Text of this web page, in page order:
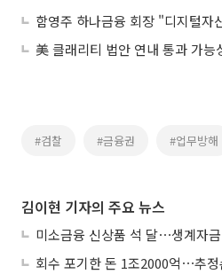
#검찰 #금융권 #업무방해
김이현 기자의 주요 뉴스